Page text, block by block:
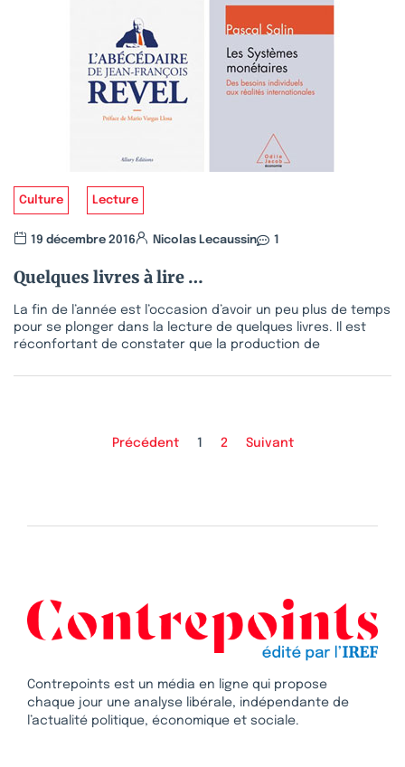
Culture Lecture
19 décembre 2016 Nicolas Lecaussin 1
Quelques livres à lire …
La fin de l’année est l’occasion d’avoir un peu plus de temps
pour se plonger dans la lecture de quelques livres. Il est
réconfortant de constater que la production de
Précédent 1 2 Suivant
Contrepoints est un média en ligne qui propose
chaque jour une analyse libérale, indépendante de
l’actualité politique, économique et sociale.